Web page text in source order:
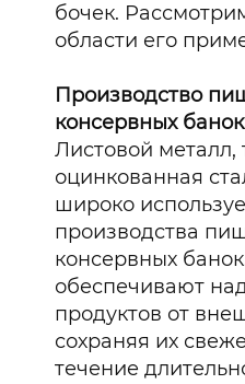
бочек.
области его
Производство
консервных
Листовой металл,
оцинкованная
широко
производства
консервных
обеспечивают
продуктов от
сохраняя их
течение